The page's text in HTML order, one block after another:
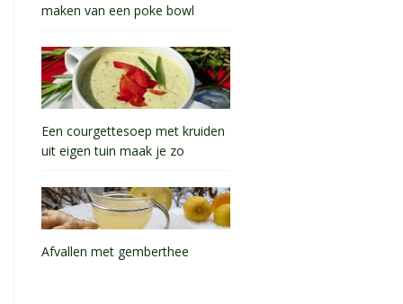
maken van een poke bowl
Een courgettesoep met kruiden
uit eigen tuin maak je zo
Afvallen met gemberthee